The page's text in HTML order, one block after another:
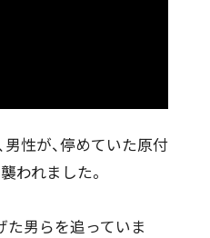
性が、停めていた原付
われました。
男らを追っていま